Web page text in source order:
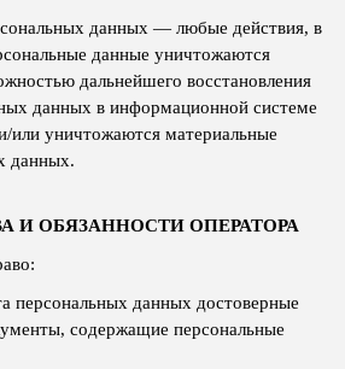
данных — любые действия, в
данные уничтожаются
дальнейшего восстановления
данных в информационной системе
или уничтожаются материальные
данных.
И ОБЯЗАННОСТИ ОПЕРАТОРА
персональных данных достоверные
содержащие персональные